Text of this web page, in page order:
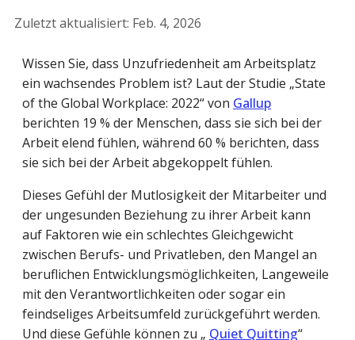
Zuletzt aktualisiert: Feb. 4, 2026
Wissen Sie, dass Unzufriedenheit am Arbeitsplatz
ein wachsendes Problem ist? Laut der Studie „State
of the Global Workplace: 2022“ von Gallup
berichten 19 % der Menschen, dass sie sich bei der
Arbeit elend fühlen, während 60 % berichten, dass
sie sich bei der Arbeit abgekoppelt fühlen.
Dieses Gefühl der Mutlosigkeit der Mitarbeiter und
der ungesunden Beziehung zu ihrer Arbeit kann
auf Faktoren wie ein schlechtes Gleichgewicht
zwischen Berufs- und Privatleben, den Mangel an
beruflichen Entwicklungsmöglichkeiten, Langeweile
mit den Verantwortlichkeiten oder sogar ein
feindseliges Arbeitsumfeld zurückgeführt werden.
Und diese Gefühle können zu „ Quiet Quitting“